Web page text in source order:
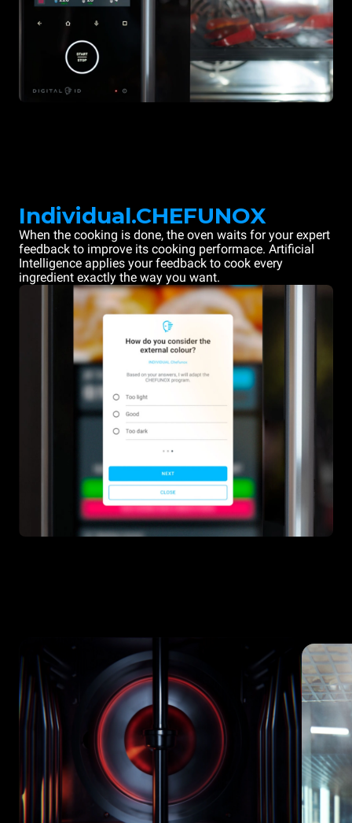
Individual.CHEFUNOX
When the cooking is done, the oven waits for your expert
feedback to improve its cooking performace. Artificial
Intelligence applies your feedback to cook every
ingredient exactly the way you want.